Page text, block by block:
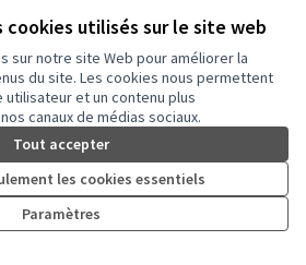
utilisés sur le site web
sur notre site Web pour améliorer la
du site. Les cookies nous permettent
et un contenu plus
canaux de médias sociaux.
Tout accepter
les cookies essentiels
Paramètres
Facebook
sur Instagram